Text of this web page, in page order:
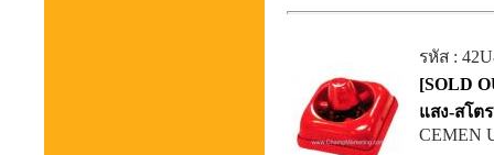
รหัส :
[SOLD
แสง-สโต
CEMEN